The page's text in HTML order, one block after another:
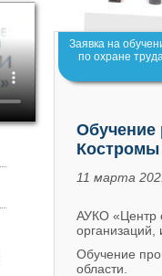
Заявка на
по охране
Обучение
Костромы
11 марта
АУКО «Центр
Обучение
области.